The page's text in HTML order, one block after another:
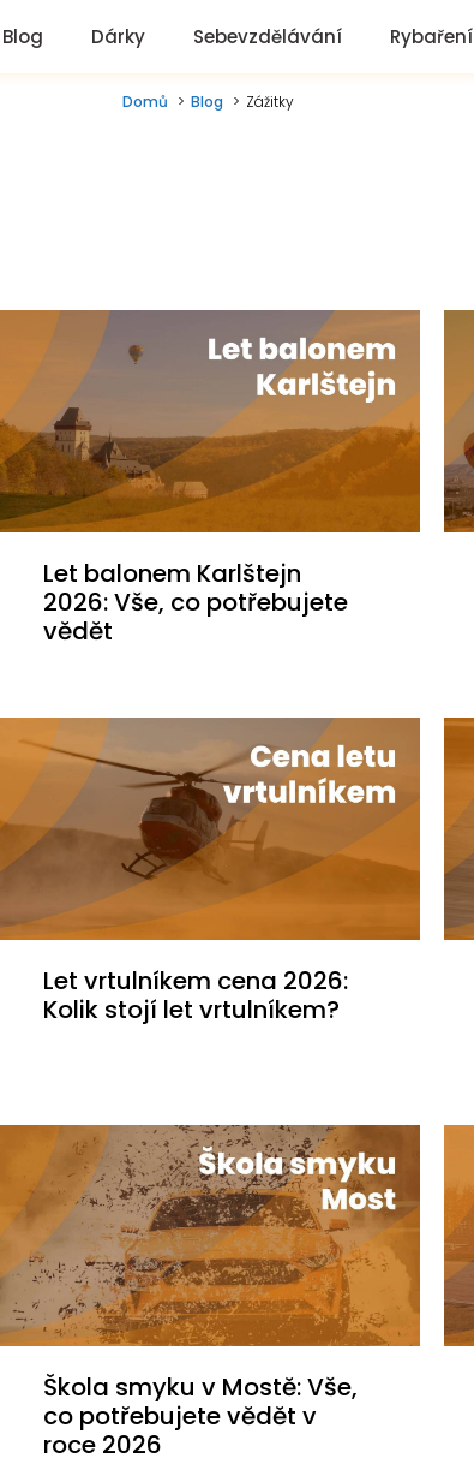
Blog Dárky Sebevzdělávání Rybaření
Domů Blog Zážitky
Let balonem Karlštejn
2026: Vše, co potřebujete
vědět
Let vrtulníkem cena 2026:
Kolik stojí let vrtulníkem?
Škola smyku v Mostě: Vše,
co potřebujete vědět v
roce 2026